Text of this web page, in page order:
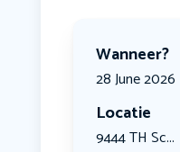
Wanneer?
28 June
Locatie
9444 TH Sc...